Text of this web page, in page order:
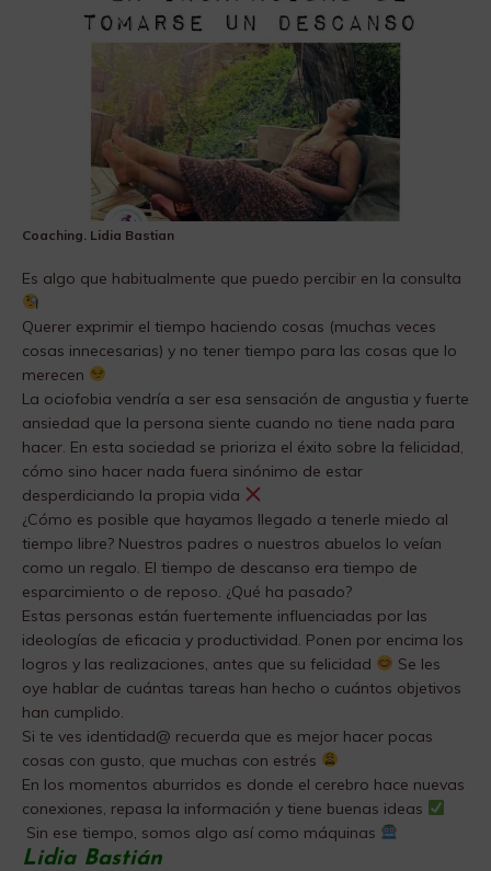
Coaching. Lidia Bastian
Es algo que habitualmente que puedo percibir en la consulta
Querer exprimir el tiempo haciendo cosas (muchas veces
cosas innecesarias) y no tener tiempo para las cosas que lo
merecen
La ociofobia vendría a ser esa sensación de angustia y fuerte
ansiedad que la persona siente cuando no tiene nada para
hacer. En esta sociedad se prioriza el éxito sobre la felicidad,
cómo sino hacer nada fuera sinónimo de estar
desperdiciando la propia vida
¿Cómo es posible que hayamos llegado a tenerle miedo al
tiempo libre? Nuestros padres o nuestros abuelos lo veían
como un regalo. El tiempo de descanso era tiempo de
esparcimiento o de reposo. ¿Qué ha pasado?
Estas personas están fuertemente influenciadas por las
ideologías de eficacia y productividad. Ponen por encima los
logros y las realizaciones, antes que su felicidad
Se les
oye hablar de cuántas tareas han hecho o cuántos objetivos
han cumplido.
Si te ves identidad@ recuerda que es mejor hacer pocas
cosas con gusto, que muchas con estrés
En los momentos aburridos es donde el cerebro hace nuevas
conexiones, repasa la información y tiene buenas ideas
Sin ese tiempo, somos algo así como máquinas
Lidia Bastián